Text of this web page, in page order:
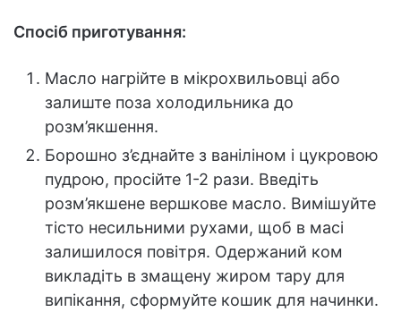
Спосіб приготування:
Масло нагрійте в мікрохвильовці або
залиште поза холодильника до
розм’якшення.
Борошно з’єднайте з ваніліном і цукровою
пудрою, просійте 1-2 рази. Введіть
розм’якшене вершкове масло. Вимішуйте
тісто несильними рухами, щоб в масі
залишилося повітря. Одержаний ком
викладіть в змащену жиром тару для
випікання, сформуйте кошик для начинки.